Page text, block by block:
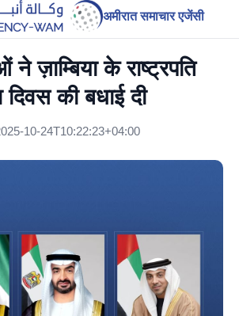
अमीरात समाचार एजेंसी
ज़ाम्बिया के राष्ट्रपति
की बधाई दी
10-24T10:22:23+04:00